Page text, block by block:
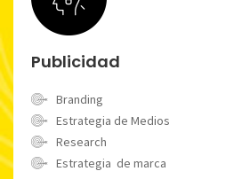
Publicidad
Branding
Estrategia de Medios
Research
Estrategia de marca